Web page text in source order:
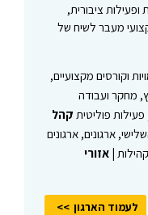
ציבורית,
מעבר לשיח של
וקורסים מקצועיים,
מחקר ועבודה
פוליטית קהל
ארגונים, ארגונים
| אזורי
לעמוד הארגון